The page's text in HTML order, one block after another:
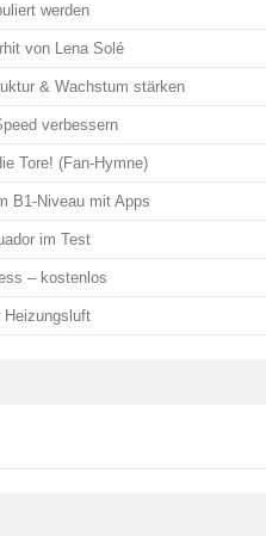
werden
von Lena Solé
& Wachstum stärken
verbessern
Tore! (Fan-Hymne)
B1-Niveau mit Apps
im Test
– kostenlos
Heizungsluft